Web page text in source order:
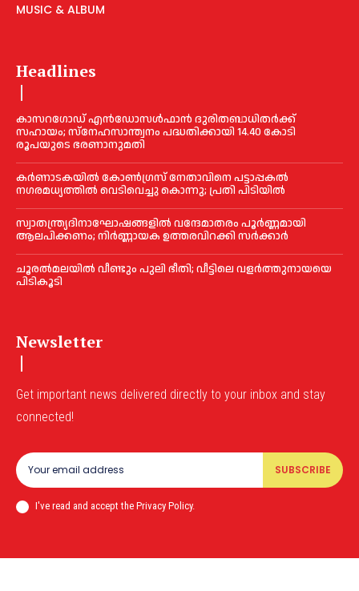
MUSIC & ALBUM
Headlines
കാസറഗോഡ് എന്‍ഡോസള്‍ഫാന്‍ ദുരിതബാധിതര്‍ക്ക്
സഹായം; സ്‌നേഹസാന്ത്വനം പദ്ധതിക്കായി 14.40 കോടി
രൂപയുടെ ഭരണാനുമതി
കർണാടകയിൽ കോണ്‍ഗ്രസ് നേതാവിനെ പട്ടാപ്പകല്‍
നഗരമധ്യത്തില്‍ വെടിവെച്ചു കൊന്നു; പ്രതി പിടിയില്‍
സ്വാതന്ത്ര്യദിനാഘോഷങ്ങളില്‍ വന്ദേമാതരം പൂര്‍ണ്ണമായി
ആലപിക്കണം; നിര്‍ണ്ണായക ഉത്തരവിറക്കി സര്‍ക്കാര്‍
ചൂരല്‍മലയില്‍ വീണ്ടും പുലി ഭീതി; വീട്ടിലെ വളര്‍ത്തുനായയെ
പിടികൂടി
Newsletter
Get important news delivered directly to your inbox and stay
connected!
SUBSCRIBE
I've read and accept the Privacy Policy.